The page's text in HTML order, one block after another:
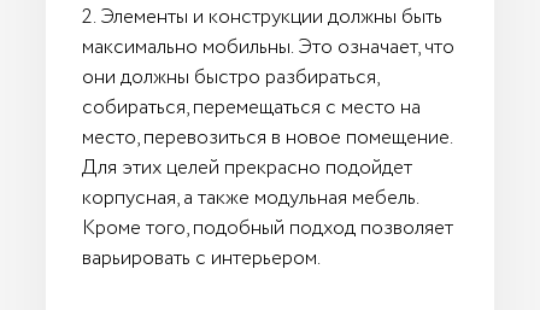
2. Элементы и конструкции должны быть
максимально мобильны. Это означает, что
они должны быстро разбираться,
собираться, перемещаться с место на
место, перевозиться в новое помещение.
Для этих целей прекрасно подойдет
корпусная, а также модульная мебель.
Кроме того, подобный подход позволяет
варьировать с интерьером.